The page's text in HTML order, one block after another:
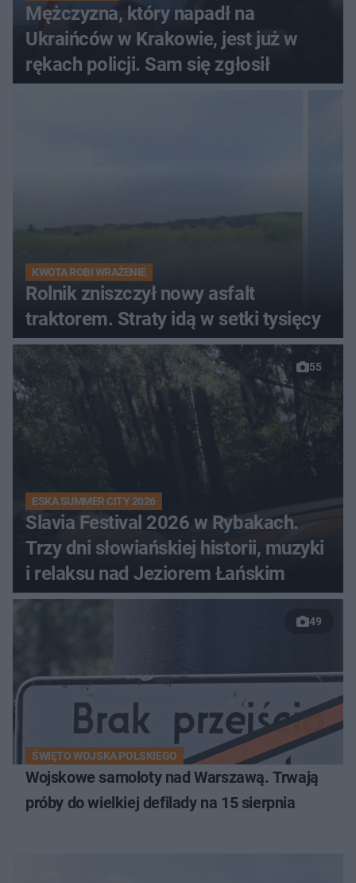
Mężczyzna, który napadł na
Ukraińców w Krakowie, jest już w
rękach policji. Sam się zgłosił
KWOTA ROBI WRAŻENIE
Rolnik zniszczył nowy asfalt
traktorem. Straty idą w setki tysięcy
55
ESKA SUMMER CITY 2026
Slavia Festival 2026 w Rybakach.
Trzy dni słowiańskiej historii, muzyki
i relaksu nad Jeziorem Łańskim
49
ŚWIĘTO WOJSKA POLSKIEGO
Wojskowe samoloty nad Warszawą. Trwają
próby do wielkiej defilady na 15 sierpnia